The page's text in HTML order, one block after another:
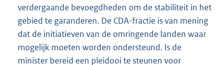
verdergaande bevoegdheden om de stabiliteit in het
gebied te garanderen. De CDA-fractie is van mening
dat de initiatieven van de omringende landen waar
mogelijk moeten worden ondersteund. Is de
minister bereid een pleidooi te steunen voor